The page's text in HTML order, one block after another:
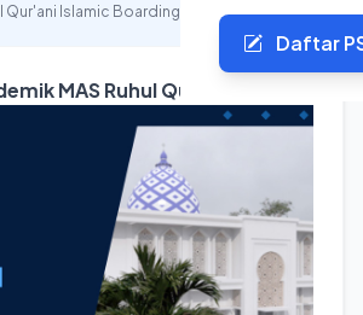
Daftar
Qur'ani Islamic Boarding School
MAS Ruhul Qurani